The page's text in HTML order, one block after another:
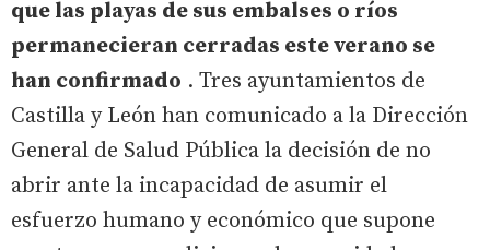
que las playas de sus embalses o ríos
permanecieran cerradas este verano se
han confirmado . Tres ayuntamientos de
Castilla y León han comunicado a la Dirección
General de Salud Pública la decisión de no
abrir ante la incapacidad de asumir el
esfuerzo humano y económico que supone